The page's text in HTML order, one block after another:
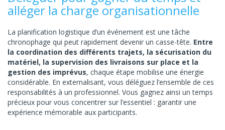
alléger la charge organisationnelle
La planification logistique d’un événement est une tâche
chronophage qui peut rapidement devenir un casse-tête. Entre
la coordination des différents trajets, la sécurisation du
matériel, la supervision des livraisons sur place et la
gestion des imprévus, chaque étape mobilise une énergie
considérable. En externalisant, vous déléguez l’ensemble de ces
responsabilités à un professionnel. Vous gagnez ainsi un temps
précieux pour vous concentrer sur l’essentiel : garantir une
expérience mémorable aux participants.